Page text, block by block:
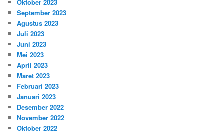
Oktober 2023
September 2023
Agustus 2023
Juli 2023
Juni 2023
Mei 2023
April 2023
Maret 2023
Februari 2023
Januari 2023
Desember 2022
November 2022
Oktober 2022